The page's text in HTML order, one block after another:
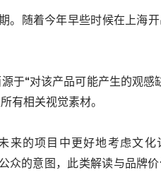
。随着今年早些时候在上海开
于“对该产品可能产生的观感
有相关视觉素材。
来的项目中更好地考虑文化
众的意图，此类解读与品牌价